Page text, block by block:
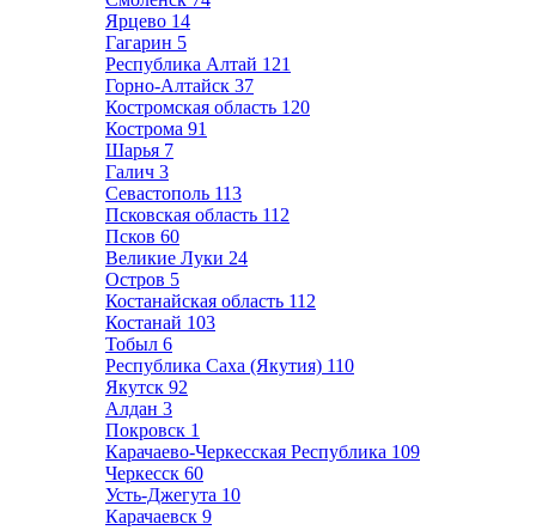
Ярцево 14
Гагарин 5
Республика Алтай 121
Горно-Алтайск 37
Костромская область 120
Кострома 91
Шарья 7
Галич 3
Севастополь 113
Псковская область 112
Псков 60
Великие Луки 24
Остров 5
Костанайская область 112
Костанай 103
Тобыл 6
Республика Саха (Якутия) 110
Якутск 92
Алдан 3
Покровск 1
Карачаево-Черкесская Республика 109
Черкесск 60
Усть-Джегута 10
Карачаевск 9